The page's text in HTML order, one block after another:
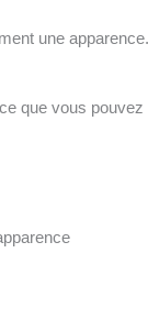
une apparence.
que vous pouvez